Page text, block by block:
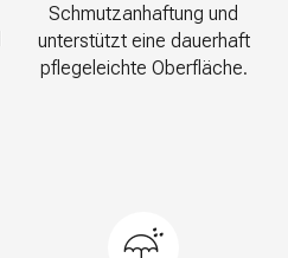
Schmutzanhaftung und
unterstützt eine dauerhaft
pflegeleichte Oberfläche.